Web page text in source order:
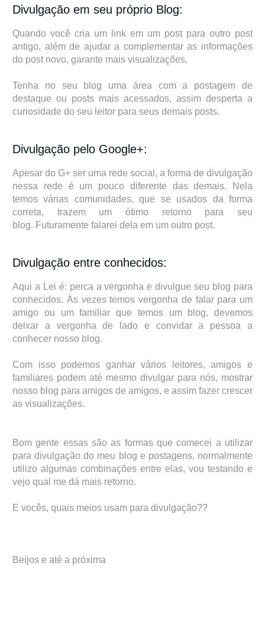
Divulgação em seu próprio Blog:
Quando você cria um link em um post para outro post
antigo, além de ajudar a complementar as informações
do post novo, garante mais visualizações.
Tenha no seu blog uma área com a postagem de
destaque ou posts mais acessados, assim desperta a
curiosidade do seu leitor para seus demais posts.
Divulgação pelo Google+:
Apesar do G+ ser uma rede social, a forma de divulgação
nessa rede é um pouco diferente das demais. Nela
temos várias comunidades, que se usados da forma
correta, trazem um ótimo retorno para seu
blog. Futuramente falarei dela em um outro post.
Divulgação entre conhecidos:
Aqui a Lei é: perca a vergonha e divulgue seu blog para
conhecidos. Às vezes temos vergonha de falar para um
amigo ou um familiar que temos um blog, devemos
deixar a vergonha de lado e convidar a pessoa a
conhecer nosso blog.
Com isso podemos ganhar vários leitores, amigos e
familiares podem até mesmo divulgar para nós, mostrar
nosso blog para amigos de amigos, e assim fazer crescer
as visualizações.
Bom gente essas são as formas que comecei a utilizar
para divulgação do meu blog e postagens, normalmente
utilizo algumas combinações entre elas, vou testando e
vejo qual me dá mais retorno.
E vocês, quais meios usam para divulgação??
Beijos e até a próxima